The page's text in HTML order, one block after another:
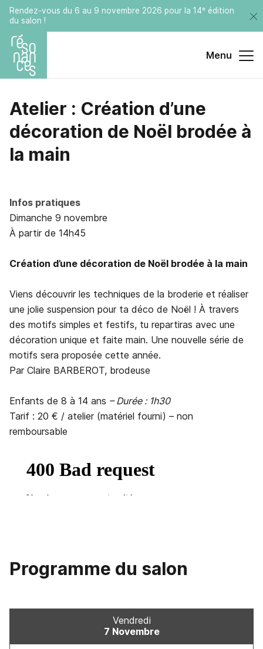
Rendez-vous du 6 au 9 novembre 2026 pour la 14ᵉ édition
du salon !
Menu
Atelier : Création d’une
décoration de Noël brodée à
la main
Infos pratiques
Dimanche 9 novembre
À partir de 14h45
Création d’une décoration de Noël brodée à la main
Viens découvrir les techniques de la broderie et réaliser
une jolie suspension pour ta déco de Noël ! À travers
des motifs simples et festifs, tu repartiras avec une
décoration unique et faite main. Une nouvelle série de
motifs sera proposée cette année.
Par Claire BARBEROT, brodeuse
Enfants de 8 à 14 ans – Durée : 1h30
Tarif : 20 € / atelier (matériel fourni) – non
remboursable
Programme du salon
Vendredi
7 Novembre